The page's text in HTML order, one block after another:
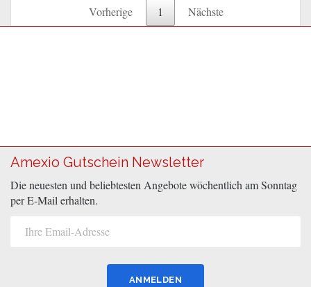
Vorherige 1 Nächste
Amexio Gutschein Newsletter
Die neuesten und beliebtesten Angebote wöchentlich am Sonntag
per E-Mail erhalten.